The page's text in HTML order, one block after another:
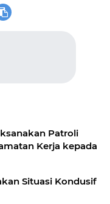
Patroli
Kerja kepada
Situasi Kondusif